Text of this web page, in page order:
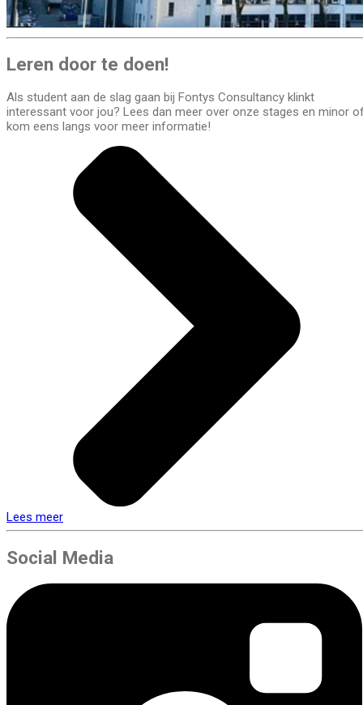
Leren door te doen!
Als student aan de slag gaan bij Fontys Consultancy klinkt
interessant voor jou? Lees dan meer over onze stages en minor
kom eens langs voor meer informatie!
Lees meer
Social Media